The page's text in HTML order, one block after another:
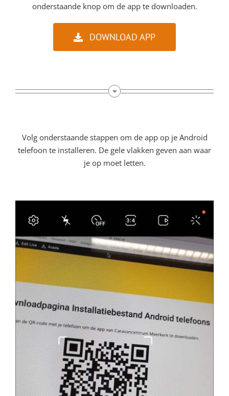
onderstaande knop om de app te downloaden.
DOWNLOAD APP
Volg onderstaande stappen om de app op je Android
telefoon te installeren. De gele vlakken geven aan waar
je op moet letten.